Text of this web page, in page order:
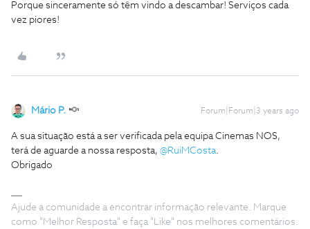
Porque sinceramente só têm vindo a descambar! Serviços cada
vez piores!
Mário P. Forum|Forum|3 years ago
A sua situação está a ser verificada pela equipa Cinemas NOS,
terá de aguarde a nossa resposta, @RuiMCosta.
Obrigado
Ajude a comunidade a encontrar informação relevante. Marque
como "Melhor Resposta" e faça "Like" nos melhores comentários.